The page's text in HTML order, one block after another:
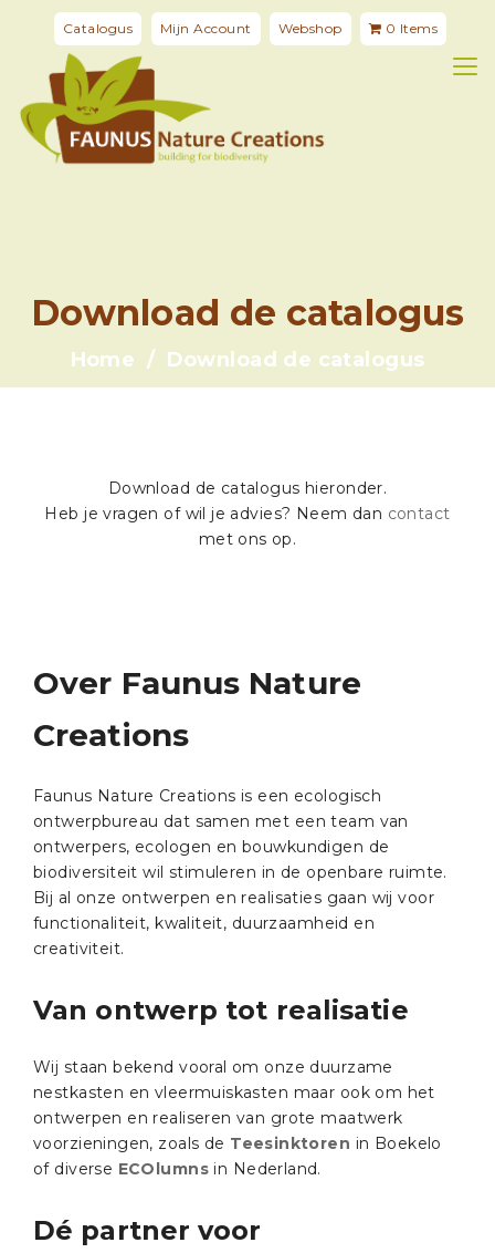
Catalogus Mijn Account Webshop 0 Items
Download de catalogus
Home Download de catalogus
Download de catalogus hieronder.
Heb je vragen of wil je advies? Neem dan contact
met ons op.
Over Faunus Nature
Creations
Faunus Nature Creations is een ecologisch
ontwerpbureau dat samen met een team van
ontwerpers, ecologen en bouwkundigen de
biodiversiteit wil stimuleren in de openbare ruimte.
Bij al onze ontwerpen en realisaties gaan wij voor
functionaliteit, kwaliteit, duurzaamheid en
creativiteit.
Van ontwerp tot realisatie
Wij staan bekend vooral om onze duurzame
nestkasten en vleermuiskasten maar ook om het
ontwerpen en realiseren van grote maatwerk
voorzieningen, zoals de Teesinktoren in Boekelo
of diverse ECOlumns in Nederland.
Dé partner voor